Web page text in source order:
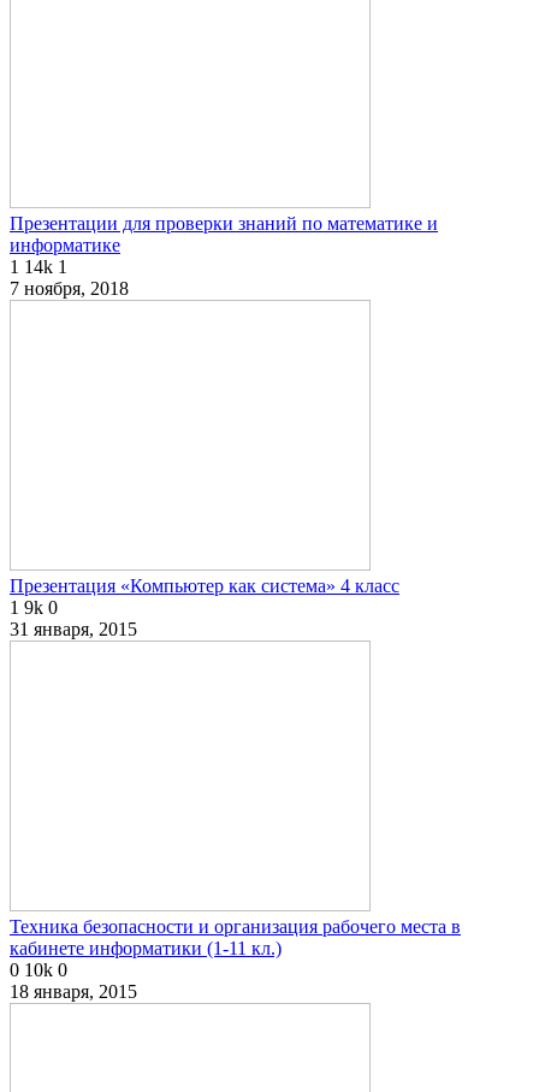
Презентации для проверки знаний по математике и
информатике
1 14k 1
7 ноября, 2018
Презентация «Компьютер как система» 4 класс
1 9k 0
31 января, 2015
Техника безопасности и организация рабочего места в
кабинете информатики (1-11 кл.)
0 10k 0
18 января, 2015